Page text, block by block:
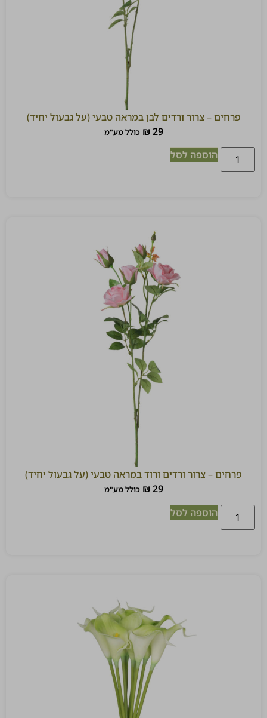
פרחים – צרור ורדים לבן במראה טבעי (על גבעול יחיד)
₪29 כולל מע"מ
הוספה לסל
פרחים – צרור ורדים ורוד במראה טבעי (על גבעול יחיד)
₪29 כולל מע"מ
הוספה לסל